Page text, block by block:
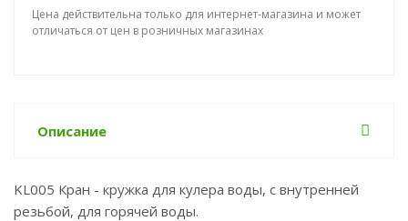
Цена действительна только для интернет-магазина и может
отличаться от цен в розничных магазинах
Описание
KL005 Кран - кружка для кулера воды, с внутренней
резьбой, для горячей воды.